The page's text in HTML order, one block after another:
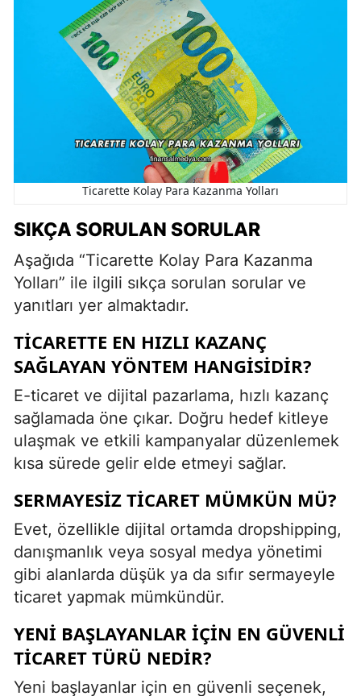
Ticarette Kolay Para Kazanma Yolları
SIKÇA SORULAN SORULAR
Aşağıda “Ticarette Kolay Para Kazanma
Yolları” ile ilgili sıkça sorulan sorular ve
yanıtları yer almaktadır.
TICARETTE EN HIZLI KAZANÇ
SAĞLAYAN YÖNTEM HANGISIDIR?
E-ticaret ve dijital pazarlama, hızlı kazanç
sağlamada öne çıkar. Doğru hedef kitleye
ulaşmak ve etkili kampanyalar düzenlemek
kısa sürede gelir elde etmeyi sağlar.
SERMAYESIZ TICARET MÜMKÜN MÜ?
Evet, özellikle dijital ortamda dropshipping,
danışmanlık veya sosyal medya yönetimi
gibi alanlarda düşük ya da sıfır sermayeyle
ticaret yapmak mümkündür.
YENI BAŞLAYANLAR İÇIN EN GÜVENLI
TICARET TÜRÜ NEDIR?
Yeni başlayanlar için en güvenli seçenek,